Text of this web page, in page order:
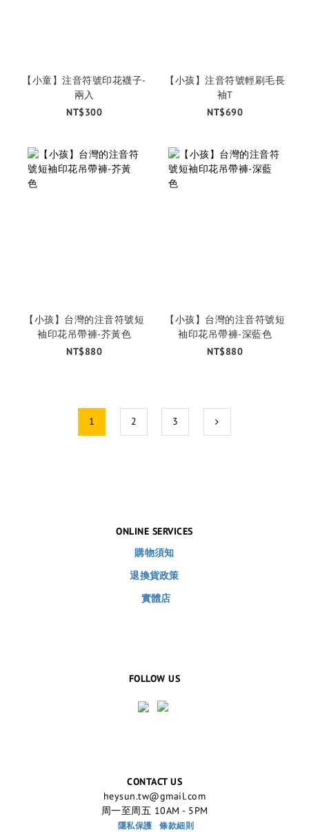
【小童】注音符號印花襪子-
兩入
NT$300
【小孩】注音符號輕刷毛長
袖T
NT$690
【小孩】台灣的注音符號短
袖印花吊帶褲-芥黃色
NT$880
【小孩】台灣的注音符號短
袖印花吊帶褲-深藍色
NT$880
1 2 3
ONLINE SERVICES
購物須知
退換貨政策
實體店
FOLLOW US
CONTACT US
heysun.tw@gmail.com
周一至周五 10AM - 5PM
隱私保護 條款細則